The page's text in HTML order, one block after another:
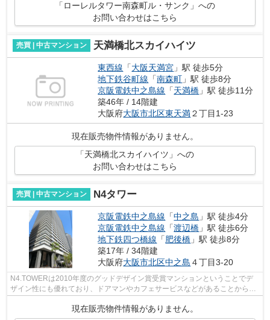
「ローレルタワー南森町ル・サンク」への
お問い合わせはこちら
売買 | 中古マンション 天満橋北スカイハイツ
東西線 「大阪天満宮 」駅 徒歩5分
地下鉄谷町線 「南森町 」駅 徒歩8分
京阪電鉄中之島線 「天満橋 」駅 徒歩11分
築46年 / 14階建
大阪府大阪市北区東天満２丁目1-23
現在販売物件情報がありません。
「天満橋北スカイハイツ」への
お問い合わせはこちら
売買 | 中古マンション N4タワー
京阪電鉄中之島線 「中之島 」駅 徒歩4分
京阪電鉄中之島線 「渡辺橋 」駅 徒歩6分
地下鉄四つ橋線 「肥後橋 」駅 徒歩8分
築17年 / 34階建
大阪府大阪市北区中之島 ４丁目3-20
N4.TOWERは2010年度のグッドデザイン賞受賞マンションということでデ
ザイン性にも優れており、ドアマンやカフェサービスなどがあることから高
現在販売物件情報がありません。